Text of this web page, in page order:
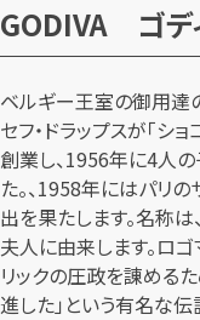
GODIVA ゴデ
ベルギー王室の御用達
セフ・ドラップスが「シ
創業し、1956年に4人
た。、1958年にはパリ
出を果たします。名称は
夫人に由来します。ロゴ
リックの圧政を諌める
進した」という有名な